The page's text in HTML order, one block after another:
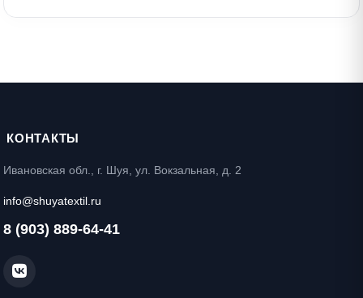
КОНТАКТЫ
Ивановская обл., г. Шуя, ул. Вокзальная, д. 2
info@shuyatextil.ru
8 (903) 889-64-41